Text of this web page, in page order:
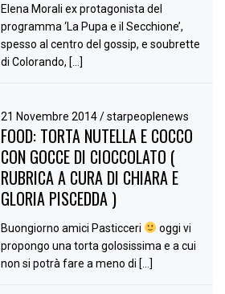
Elena Morali ex protagonista del
programma ‘La Pupa e il Secchione’,
spesso al centro del gossip, e soubrette
di Colorando, […]
21 Novembre 2014/ starpeoplenews
FOOD: TORTA NUTELLA E COCCO
CON GOCCE DI CIOCCOLATO (
RUBRICA A CURA DI CHIARA E
GLORIA PISCEDDA )
Buongiorno amici Pasticceri
oggi vi
propongo una torta golosissima e a cui
non si potrà fare a meno di […]